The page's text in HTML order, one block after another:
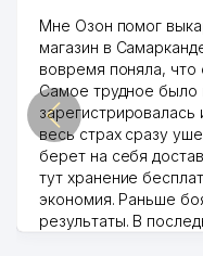
Мне Озон помог
магазин в
вовремя поняла, что
Самое трудное было
зарегистрировалась
весь страх сразу
берет на себя
тут хранение
экономия. Раньше
результаты. В